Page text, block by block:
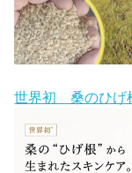
世界初 桑のひげ